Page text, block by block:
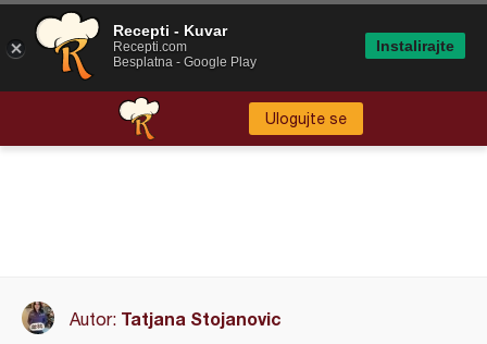
Ulogujte se
Autor: Tatjana Stojanovic
Recepti - Kuvar
Recepti.com
Besplatna - Google Play
Instalirajte